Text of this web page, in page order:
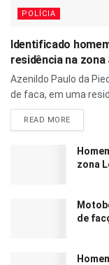
POLÍCIA
Identificado
residência na
Azenildo Paulo da
de faca, em uma
READ MORE
zona
de